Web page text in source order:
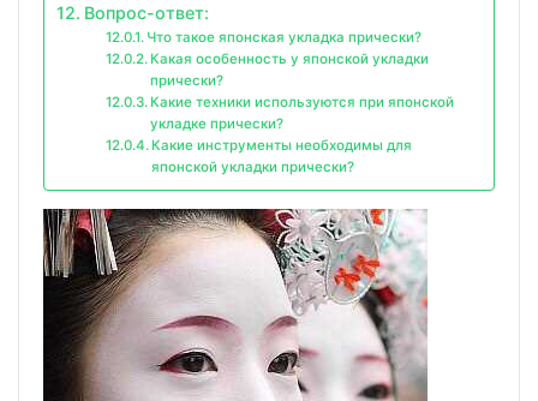
Вопрос-ответ:
Что такое японская укладка прически?
Какая особенность у японской укладки
прически?
Какие техники используются при японской
укладке прически?
Какие инструменты необходимы для
японской укладки прически?